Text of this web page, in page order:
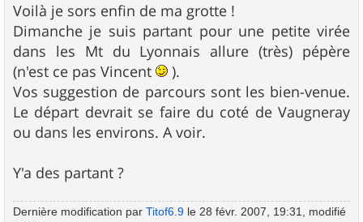
s
s
a
g
e
Voilà je sors enfin de ma grotte !
Dimanche je suis partant pour une petite virée
dans les Mt du Lyonnais allure (très) pépère
(n'est ce pas Vincent
).
Vos suggestion de parcours sont les bien-venue.
Le départ devrait se faire du coté de Vaugneray
ou dans les environs. A voir.
Y'a des partant ?
Dernière modification par Titof6.9 le 28 févr. 2007, 19:31, modifié